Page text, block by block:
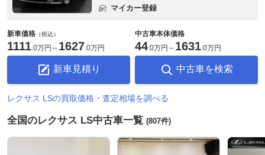
マイカー登録
新車価格 （税込）
1111.0万円 ～ 1627.0万円
新車見積り
中古車本体価格
44.0万円 ～ 1631.0万円
中古車を検索
レクサス LSの買取価格・査定相場を調べる
全国のレクサス LS中古車一覧 (807件)